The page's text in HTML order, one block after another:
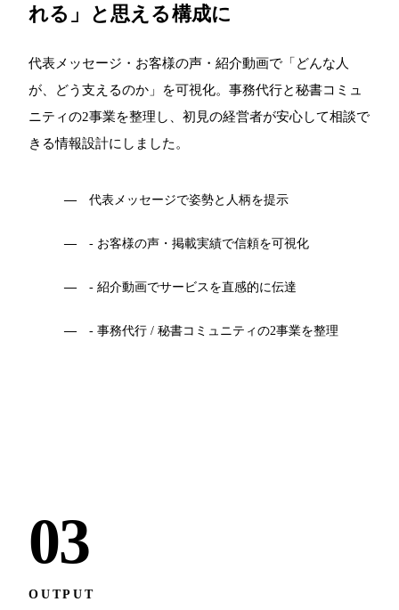
れる」と思える構成に
代表メッセージ・お客様の声・紹介動画で「どんな人
が、どう支えるのか」を可視化。事務代行と秘書コミュ
ニティの2事業を整理し、初見の経営者が安心して相談で
きる情報設計にしました。
代表メッセージで姿勢と人柄を提示
- お客様の声・掲載実績で信頼を可視化
- 紹介動画でサービスを直感的に伝達
- 事務代行 / 秘書コミュニティの2事業を整理
03
OUTPUT